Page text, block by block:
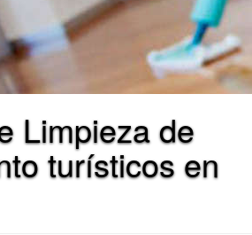
Limpieza de
turísticos en